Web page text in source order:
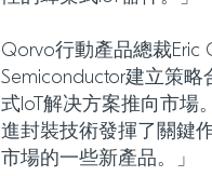
Qorvo行動產品總裁Eric
Semiconductor建立策
式IoT解决方案推向市場
進封裝技術發揮了關鍵
市場的一些新產品。」